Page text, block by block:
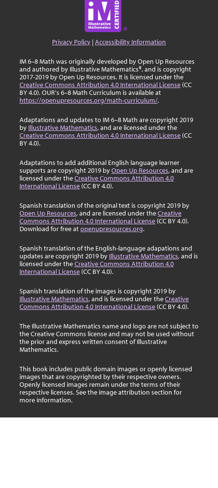
Privacy Policy |Accessibility Information
IM 6–8 Math was originally developed by Open Up Resources
and authored by Illustrative Mathematics®, and is copyright
2017-2019 by Open Up Resources. It is licensed under the
Creative Commons Attribution 4.0 International License (CC
BY 4.0). OUR's 6–8 Math Curriculum is available at
https://openupresources.org/math-curriculum/.
Adaptations and updates to IM 6–8 Math are copyright 2019
by Illustrative Mathematics, and are licensed under the
Creative Commons Attribution 4.0 International License (CC
BY 4.0).
Adaptations to add additional English language learner
supports are copyright 2019 byOpen Up Resources, and are
licensed under theCreative Commons Attribution 4.0
International License (CC BY 4.0).
Spanish translation of the original text is copyright 2019 by
Open Up Resources, and are licensed under theCreative
Commons Attribution 4.0 International License (CC BY 4.0).
Download for free atopenupresources.org.
Spanish translation of the English-language adapations and
updates are copyright 2019 by Illustrative Mathematics, and is
licensed under theCreative Commons Attribution 4.0
International License (CC BY 4.0).
Spanish translation of the images is copyright 2019 by
Illustrative Mathematics, and is licensed under theCreative
Commons Attribution 4.0 International License (CC BY 4.0).
The Illustrative Mathematics name and logo are not subject to
the Creative Commons license and may not be used without
the prior and express written consent of Illustrative
Mathematics.
This book includes public domain images or openly licensed
images that are copyrighted by their respective owners.
Openly licensed images remain under the terms of their
respective licenses. See the image attribution section for
more information.